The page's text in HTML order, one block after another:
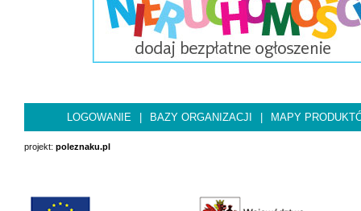
LOGOWANIE BAZY ORGANIZACJI MAPY
projekt: poleznaku.pl